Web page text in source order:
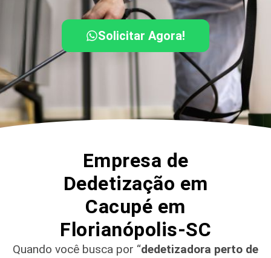
Solicitar Agora!
Empresa de
Dedetização em
Cacupé em
Florianópolis-SC
Quando você busca por “dedetizadora perto de